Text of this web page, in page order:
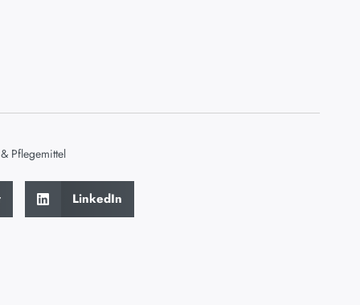
Pflegemittel
LinkedIn